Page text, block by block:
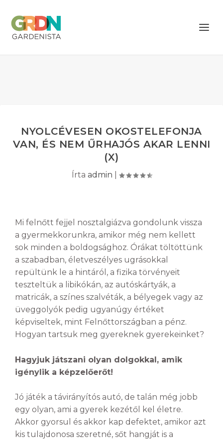
NYOLCÉVESEN OKOSTELEFONJA
VAN, ÉS NEM ŰRHAJÓS AKAR LENNI
(X)
Írta admin
Mi felnőtt fejjel nosztalgiázva gondolunk vissza
a gyermekkorunkra, amikor még nem kellett
sok minden a boldogsághoz. Órákat töltöttünk
a szabadban, életveszélyes ugrásokkal
repültünk le a hintáról, a fizika törvényeit
teszteltük a libikókán, az autóskártyák, a
matricák, a színes szalvéták, a bélyegek vagy az
üveggolyók pedig ugyanúgy értéket
képviseltek, mint Felnőttországban a pénz.
Hogyan tartsuk meg gyereknek gyerekeinket?
Hagyjuk játszani olyan dolgokkal, amik
igénylik a képzelőerőt!
Jó játék a távirányítós autó, de talán még jobb
egy olyan, ami a gyerek kezétől kel életre.
Akkor gyorsul és akkor kap defektet, amikor azt
kis tulajdonosa szeretné, sőt hangját is a